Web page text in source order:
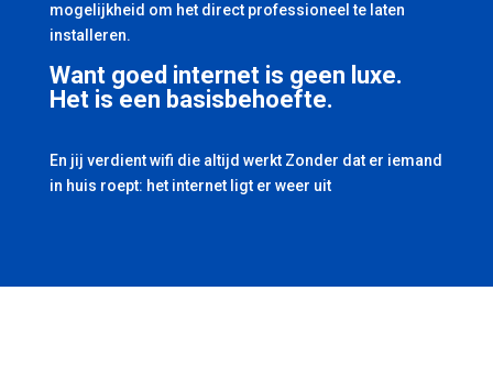
mogelijkheid om het direct professioneel te laten
installeren.
Want goed internet is geen luxe.
Het is een basisbehoefte.
En jij verdient wifi die altijd werkt Zonder dat er iemand
in huis roept: het internet ligt er weer uit